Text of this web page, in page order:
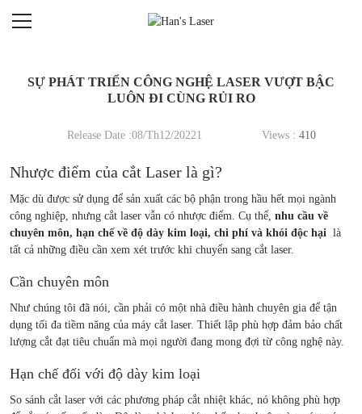
SỰ PHÁT TRIỂN CÔNG NGHỆ LASER VƯỢT BẬC
LUÔN ĐI CÙNG RỦI RO
Release Date :08/Th12/20221 Views : 410
Nhược điểm của cắt Laser là gì?
Mặc dù được sử dụng để sản xuất các bộ phận trong hầu hết mọi ngành
công nghiệp, nhưng cắt laser vẫn có nhược điểm. Cụ thể, nhu cầu về
chuyên môn, hạn chế về độ dày kim loại, chi phí và khói độc hại là
tất cả những điều cần xem xét trước khi chuyển sang cắt laser.
Cần chuyên môn
Như chúng tôi đã nói, cần phải có một nhà điều hành chuyên gia để tận
dụng tối đa tiềm năng của máy cắt laser. Thiết lập phù hợp đảm bảo chất
lượng cắt đạt tiêu chuẩn mà mọi người đang mong đợi từ công nghệ này.
Hạn chế đối với độ dày kim loại
So sánh cắt laser với các phương pháp cắt nhiệt khác, nó không phù hợp